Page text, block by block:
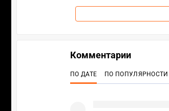
Комментарии
ПО ДАТЕ ПО ПОПУЛЯРНОСТИ